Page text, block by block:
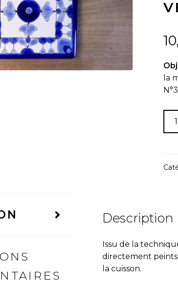
la
"N°3
verre
à
Description
Issu de la
directement
la cuisson.